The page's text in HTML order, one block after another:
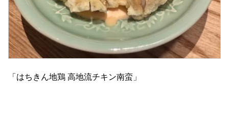
「はちきん地鶏 高地流チキン南蛮」